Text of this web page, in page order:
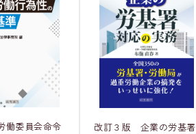
働委員会命令
改訂３版 企業の労基署